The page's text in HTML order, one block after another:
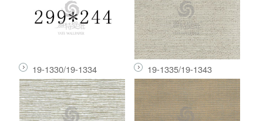
19-1330/19-1334 19-1335/19-1343